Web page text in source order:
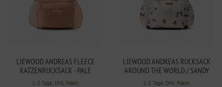
LIEWOOD ANDREAS FLEECE
KATZENRUCKSACK - PALE
TUSCANY
1-2 Tage, DHL Paket
LIEWOOD ANDREAS RUCKSACK
AROUND THE WORLD / SANDY
1-2 Tage, DHL Paket